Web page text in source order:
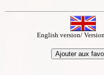
English version/